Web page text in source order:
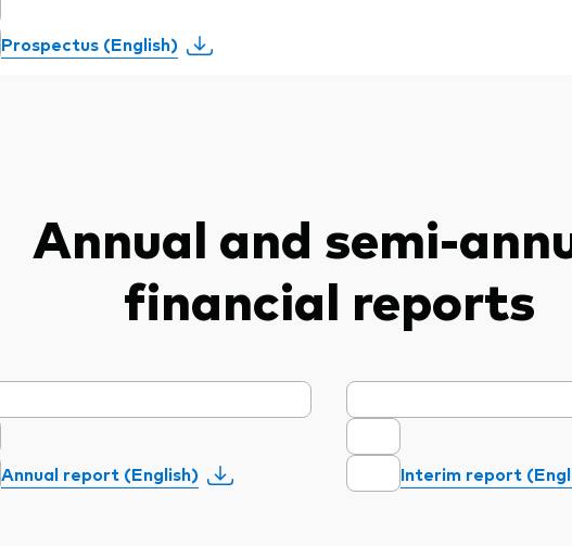
Prospectus (English)
Annual and semi-
financial reports
Annual report (English) Interim report